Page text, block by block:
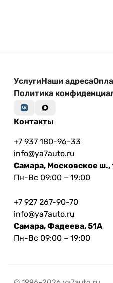
УслугиНаши адреса
Политика
Контакты
+7 937 180-96-33
info@ya7auto.ru
Самара, Московское ш.,
Пн-Вс 09:00 – 19:00
+7 927 267-90-70
info@ya7auto.ru
Самара, Фадеева, 51А
Пн-Вс 09:00 – 19:00